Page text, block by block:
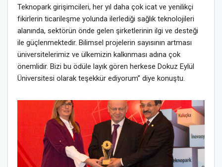
Teknopark girişimcileri, her yıl daha çok icat ve yenilikçi
fikirlerin ticarileşme yolunda ilerlediği sağlık teknolojileri
alanında, sektörün önde gelen şirketlerinin ilgi ve desteği
ile güçlenmektedir. Bilimsel projelerin sayısının artması
üniversitelerimiz ve ülkemizin kalkınması adına çok
önemlidir. Bizi bu ödüle layık gören herkese Dokuz Eylül
Üniversitesi olarak teşekkür ediyorum” diye konuştu.